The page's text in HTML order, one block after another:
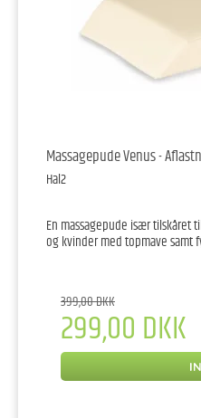
Massagepude Venus -
Hal2
En massagepude især tilskåret
og kvinder med topmave samt
399,00 DKK
299,00 DKK